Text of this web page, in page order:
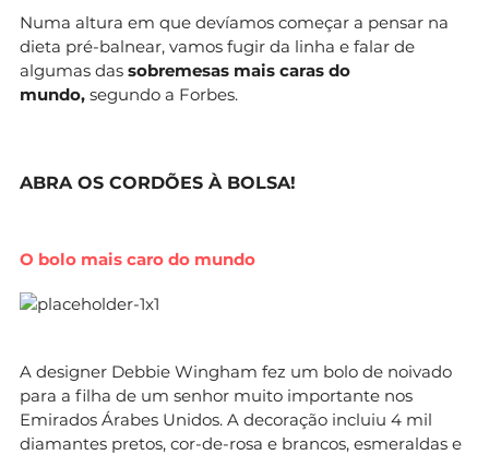
Numa altura em que devíamos começar a pensar na
dieta pré-balnear, vamos fugir da linha e falar de
algumas das sobremesas mais caras do
mundo, segundo a Forbes.
ABRA OS CORDÕES À BOLSA!
O bolo mais caro do mundo
A designer Debbie Wingham fez um bolo de noivado
para a filha de um senhor muito importante nos
Emirados Árabes Unidos. A decoração incluiu 4 mil
diamantes pretos, cor-de-rosa e brancos, esmeraldas e